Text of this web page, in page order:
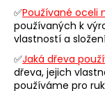
✅Používané oceli
používaných k
vlastností a
✅Jaká dřeva
dřeva, jejich
používáme pro